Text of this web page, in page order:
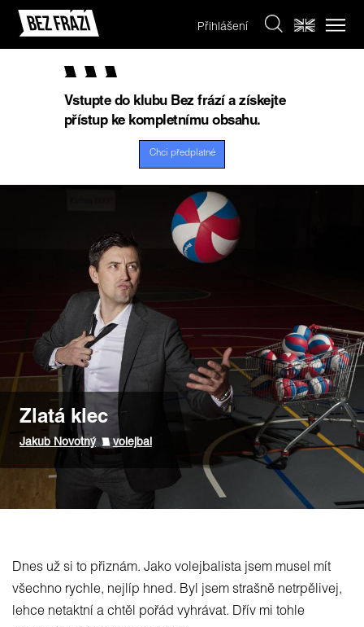
Přihlášení
Vstupte do klubu Bez frází a získejte
přístup ke kompletnímu obsahu.
Chci předplatné
Zlatá klec
Jakub Novotný volejbal
Dnes už si to přiznám. Jako volejbalista jsem musel mít
všechno rychle, nejlíp hned. Byl jsem strašně netrpělivej,
lehce netaktní a chtěl pořád vyhrávat. Dřív mi tohle